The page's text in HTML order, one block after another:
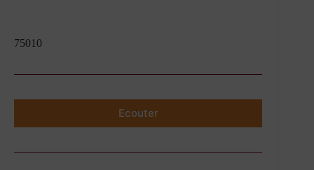
75010
Ecouter